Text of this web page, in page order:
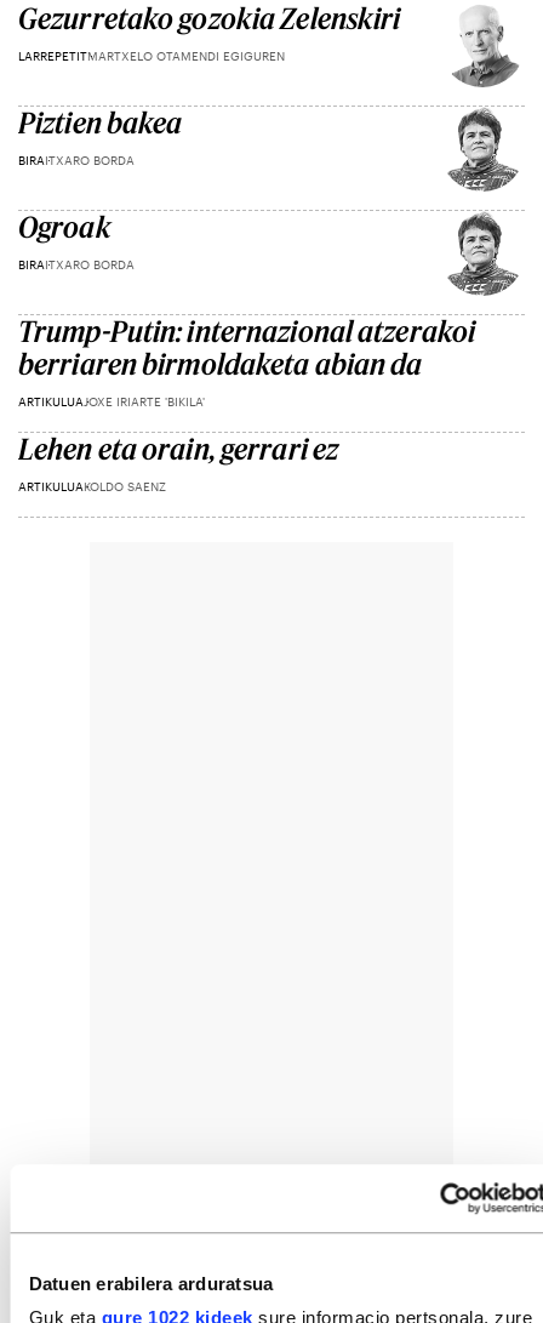
Datuen erabilera arduratsua
Guk eta gure 1022 kideek sure informacio pertsonala, zure
Gezurretako gozokia Zelenskiri
LARREPETITMARTXELO OTAMENDI EGIGUREN
Piztien bakea
BIRAITXARO BORDA
Ogroak
BIRAITXARO BORDA
Trump-Putin: internazional atzerakoi
berriaren birmoldaketa abian da
ARTIKULUA JOXE IRIARTE 'BIKILA'
Lehen eta orain, gerrari ez
ARTIKULUAKOLDO SAENZ